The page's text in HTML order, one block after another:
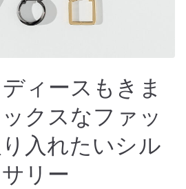
ィースもきま
クスなファッ
入れたいシル
リー